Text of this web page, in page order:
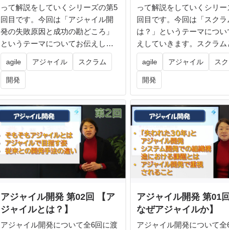
って解説をしていくシリーズの第5
回目です。今回は「アジャイル開
発の失敗原因と成功の勘どころ」
というテーマについてお伝えして
いきま...
agile アジャイル スクラム
開発
って解説をしていくシリー
回目です。今回は「スクラ
は？」というテーマについ
えしていきます。スクラム
手法の歴...
agile アジャイル ス
開発
アジャイル開発 第02回 【ア
ジャイルとは？】
アジャイル開発について全6回に渡
アジャイル開発 第01
なぜアジャイルか】
アジャイル開発について全